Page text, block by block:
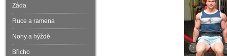
Záda
Ruce a ramena
Nohy a hýždě
Břicho